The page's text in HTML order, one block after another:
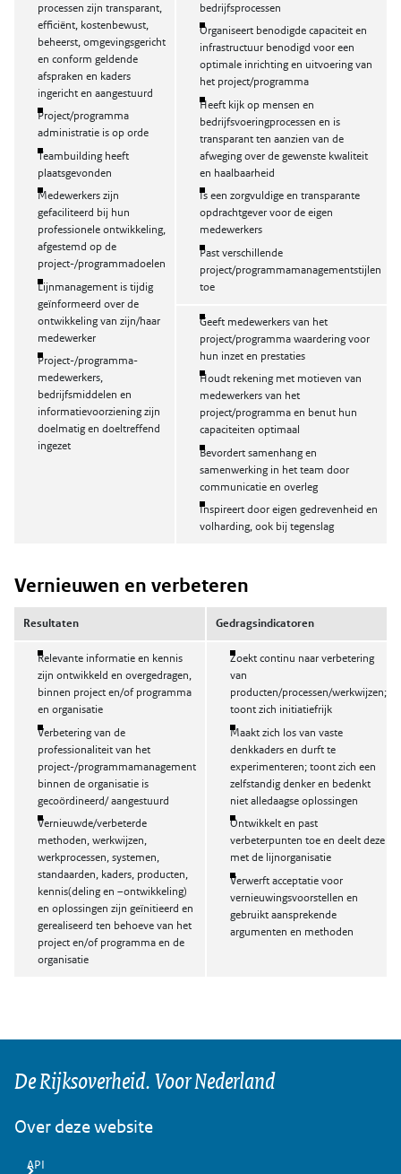
processen zijn transparant,
efficiënt, kostenbewust,
beheerst, omgevingsgericht
en conform geldende
afspraken en kaders
ingericht en aangestuurd
Project/programma
administratie is op orde
Teambuilding heeft
plaatsgevonden
Medewerkers zijn
gefaciliteerd bij hun
professionele ontwikkeling,
afgestemd op de
project-/programmadoelen
Lijnmanagement is tijdig
geïnformeerd over de
ontwikkeling van zijn/haar
medewerker
Project-/programma-
medewerkers,
bedrijfsmiddelen en
informatievoorziening zijn
doelmatig en doeltreffend
ingezet
bedrijfsprocessen
Organiseert benodigde capaciteit en
infrastructuur benodigd voor een
optimale inrichting en uitvoering van
het project/programma
Heeft kijk op mensen en
bedrijfsvoeringprocessen en is
transparant ten aanzien van de
afweging over de gewenste kwaliteit
en haalbaarheid
Is een zorgvuldige en transparante
opdrachtgever voor de eigen
medewerkers
Past verschillende
project/programmamanagementstijlen
toe
Geeft medewerkers van het
project/programma waardering voor
hun inzet en prestaties
Houdt rekening met motieven van
medewerkers van het
project/programma en benut hun
capaciteiten optimaal
Bevordert samenhang en
samenwerking in het team door
communicatie en overleg
Inspireert door eigen gedrevenheid en
volharding, ook bij tegenslag
Vernieuwen en verbeteren
Resultaten Gedragsindicatoren
Relevante informatie en kennis
zijn ontwikkeld en overgedragen,
binnen project en/of programma
en organisatie
Verbetering van de
professionaliteit van het
project-/programmamanagement
binnen de organisatie is
gecoördineerd/ aangestuurd
Vernieuwde/verbeterde
methoden, werkwijzen,
werkprocessen, systemen,
standaarden, kaders, producten,
kennis(deling en –ontwikkeling)
en oplossingen zijn geïnitieerd en
gerealiseerd ten behoeve van het
project en/of programma en de
organisatie
Zoekt continu naar verbetering
van
producten/processen/werkwijzen;
toont zich initiatiefrijk
Maakt zich los van vaste
denkkaders en durft te
experimenteren; toont zich een
zelfstandig denker en bedenkt
niet alledaagse oplossingen
Ontwikkelt en past
verbeterpunten toe en deelt deze
met de lijnorganisatie
Verwerft acceptatie voor
vernieuwingsvoorstellen en
gebruikt aansprekende
argumenten en methoden
De Rijksoverheid. Voor Nederland
Over deze website
API